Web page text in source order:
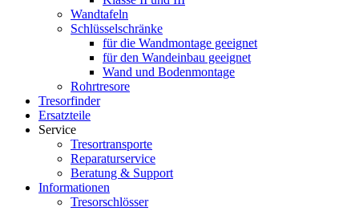
Wandtafeln
Schlüsselschränke
für die Wandmontage geeignet
für den Wandeinbau geeignet
Wand und Bodenmontage
Rohrtresore
Tresorfinder
Ersatzteile
Service
Tresortransporte
Reparaturservice
Beratung & Support
Informationen
Tresorschlösser